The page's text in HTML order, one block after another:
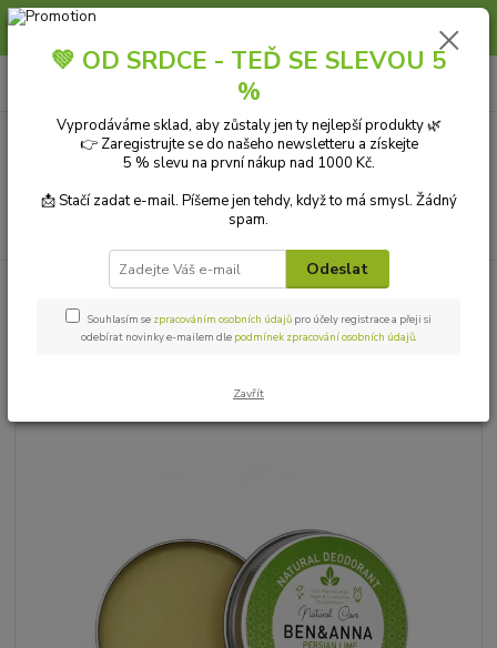
Slunce, koupání a horko dávají vlasům zabrat. Dopřejte jim šetrnou péči s
CZK
PŘÍRODNÍ KOSMETIKA
Ben & Anna Přírodní deodorant Perská
Ben & Anna Přírodní deodorant
Perská limetka 45 g
💚 OD SRDCE - TEĎ SE SLEVOU 5
%
Vyprodáváme sklad, aby zůstaly jen ty nejlepší produkty 🌿
👉 Zaregistrujte se do našeho newsletteru a získejte
5 % slevu na první nákup nad 1000 Kč.
📩 Stačí zadat e-mail. Píšeme jen tehdy, když to má smysl. Žádný
spam.
Odeslat
Souhlasím se zpracováním osobních údajů pro účely registrace a přeji si
odebírat novinky e-mailem dle podmínek zpracování osobních údajů.
Zavřít